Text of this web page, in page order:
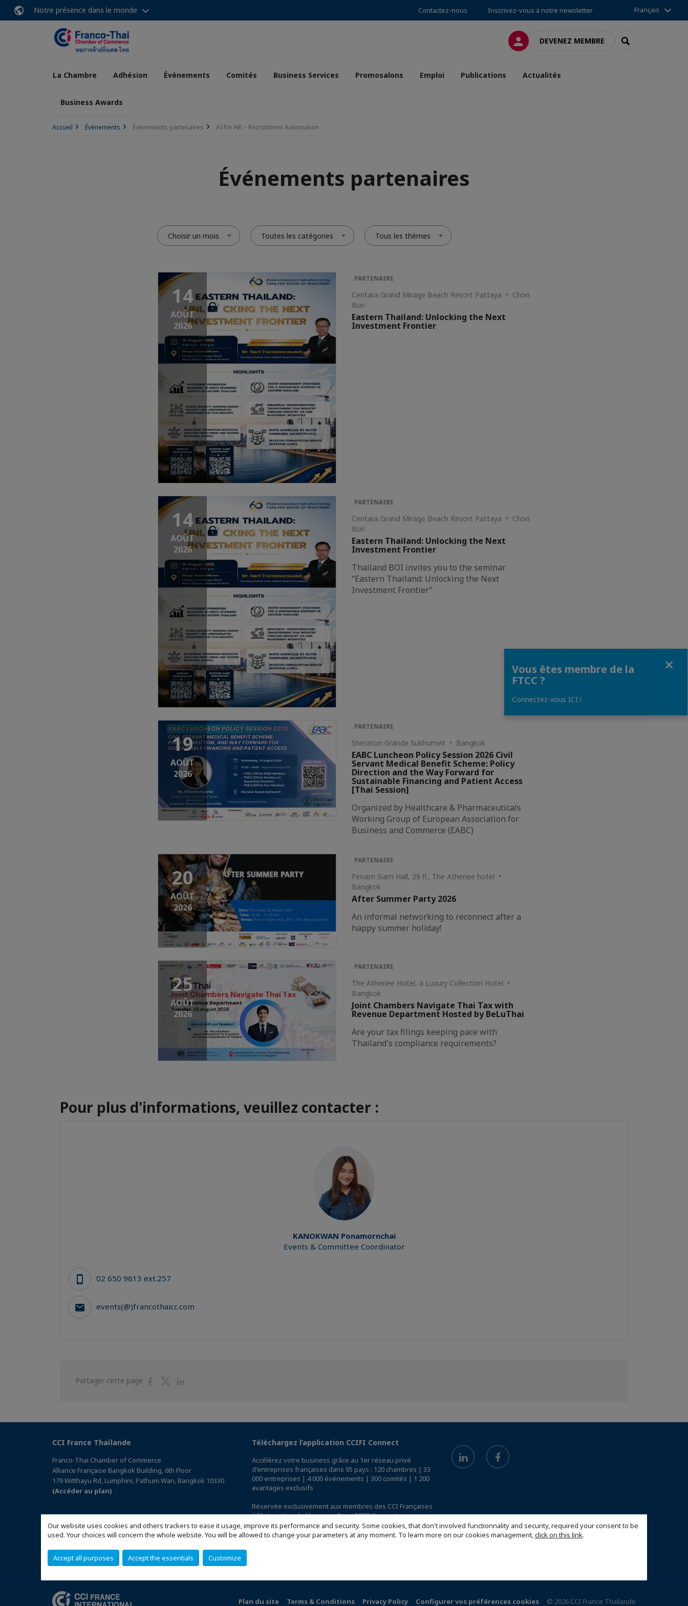
Our website uses cookies and others trackers to ease it usage, improve its performance and security. Some cookies, that don't involved functionnality and security, required your consent to be
used. Your choices will concern the whole website. You will be allowed to change your parameters at any moment. To learn more on our cookies management,click on this link.
Accept all purposes Accept the essentials Customize
Notre présence dans le monde Contactez-nous Inscrivez-vous à notre newsletter Français
CONNEXIONDEVENEZ MEMBRE RECHERCHER
La Chambre Adhésion Évènements Comités Business Services Promosalons Emploi Publications Actualités
Business Awards
Accueil Évènements Événements partenaires AI for HR – Recruitment Automation
Événements partenaires
Choisir un mois Toutes les catégories Tous les thèmes
14
AOÛT
2026
PARTENAIRE
Centara Grand Mirage Beach Resort Pattaya • Chon
Buri
Eastern Thailand: Unlocking the Next
Investment Frontier
14
AOÛT
2026
PARTENAIRE
Centara Grand Mirage Beach Resort Pattaya • Chon
Buri
Eastern Thailand: Unlocking the Next
Investment Frontier
Thailand BOI invites you to the seminar
“Eastern Thailand: Unlocking the Next
Investment Frontier”
19
AOÛT
2026
PARTENAIRE
Sheraton Grande Sukhumvit • Bangkok
EABC Luncheon Policy Session 2026 Civil
Servant Medical Benefit Scheme: Policy
Direction and the Way Forward for
Sustainable Financing and Patient Access
[Thai Session]
Organized by Healthcare & Pharmaceuticals
Working Group of European Association for
Business and Commerce (EABC)
20
AOÛT
2026
PARTENAIRE
Pimarn Siam Hall, 29 fl., The Athenee hotel •
Bangkok
After Summer Party 2026
An informal networking to reconnect after a
happy summer holiday!
25
AOÛT
2026
PARTENAIRE
The Athenee Hotel, a Luxury Collection Hotel •
Bangkok
Joint Chambers Navigate Thai Tax with
Revenue Department Hosted by BeLuThai
Are your tax filings keeping pace with
Thailand's compliance requirements?
Pour plus d'informations, veuillez contacter :
KANOKWAN Ponamornchai
Events & Committee Coordinator
02 650 9613 ext.257
events(@)francothaicc.com
Partager cette page
PartagerPartager
CCI France Thaïlande
Franco-Thai Chamber of Commerce
Alliance Française Bangkok Building, 6th Floor
179 Witthayu Rd, Lumphini, Pathum Wan, Bangkok 10330
(Accéder au plan)
Téléchargez l’application CCIFI Connect
Accélérez votre business grâce au 1er réseau privé
d'entreprises françaises dans 95 pays : 120 chambres | 33
000 entreprises | 4 000 événements | 300 comités | 1 200
avantages exclusifs
Réservée exclusivement aux membres des CCI Françaises
à l'International,découvrez l'app CCIFI Connect.
Plan du site Terms & Conditions Privacy Policy Configurer vos préférences cookies © 2026 CCI France Thaïlande
Vous êtes membre de la
FTCC ?
Connectez-vous ICI !